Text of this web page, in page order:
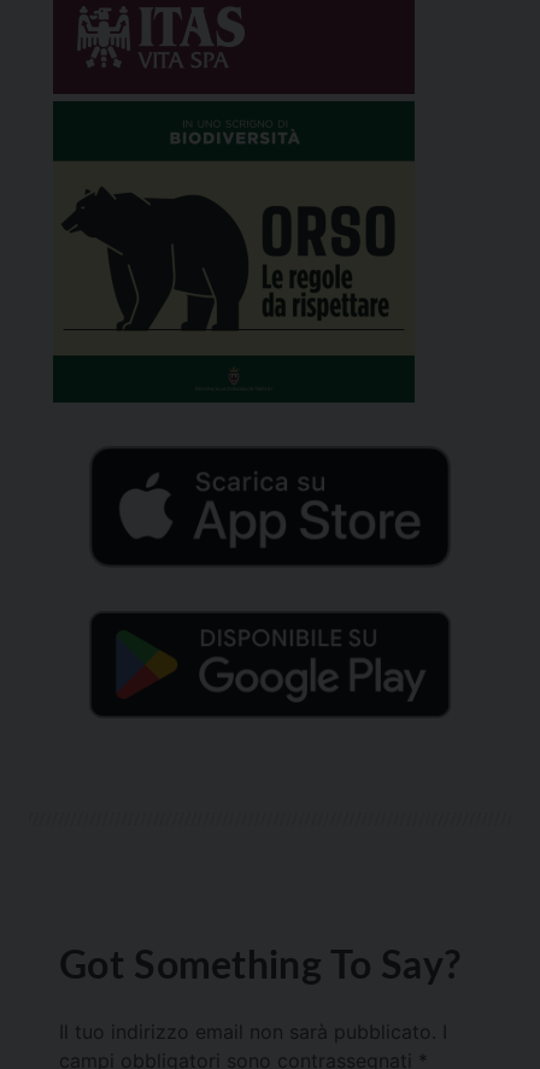
Got Something To Say?
Il tuo indirizzo email non sarà pubblicato.
campi obbligatori sono contrassegnati *